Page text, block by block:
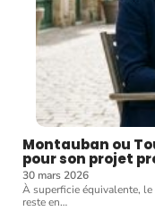
Montauban ou
pour son projet
30 mars 2026
À superficie équivalente,
reste en…